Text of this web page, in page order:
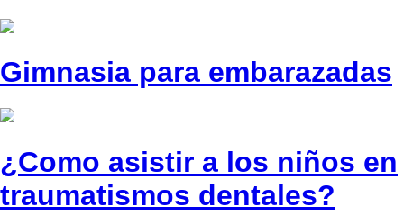
Gimnasia para embarazadas
¿Como asistir a los niños en
traumatismos dentales?